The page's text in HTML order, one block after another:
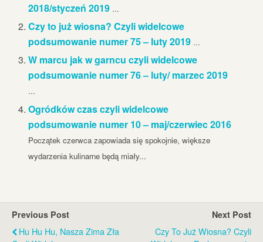
2018/styczeń 2019 ...
Czy to już wiosna? Czyli widelcowe
podsumowanie numer 75 – luty 2019 ...
W marcu jak w garncu czyli widelcowe
podsumowanie numer 76 – luty/ marzec 2019
...
Ogródków czas czyli widelcowe
podsumowanie numer 10 – maj/czerwiec 2016
Początek czerwca zapowiada się spokojnie, większe
wydarzenia kulinarne będą miały...
Previous Post
Hu Hu Hu, Nasza Zima Zła
Next Post
Czy To Już Wiosna? Czyli